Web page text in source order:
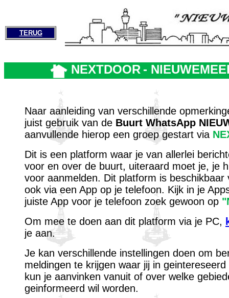
TERUG
NEXTDOOR -
Naar aanleiding van verschillende
juist gebruik van de Buurt WhatsApp
aanvullende hierop een groep gestart via
Dit is een platform waar je van allerlei
voor en over de buurt, uiteraard moet je, je
voor aanmelden. Dit platform is beschikbaar
ook via een App op je telefoon. Kijk in je
juiste App voor je telefoon zoek gewoon op
Om mee te doen aan dit platform via je PC,
je aan.
Je kan verschillende instellingen doen om
meldingen te krijgen waar jij in
kun je aanvinken vanuit of over welke
geinformeerd wil worden.